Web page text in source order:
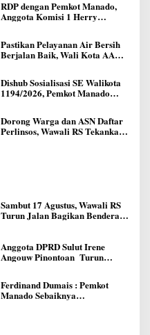
RDP dengan Pemkot Manado,
Anggota Komisi 1 Herry
Meningkatkan Pelayanan
kepada Masyarakat
Pastikan Pelayanan Air Bersih
Berjalan Baik, Wali Kota AA
Dishub Sosialisasi SE Walikota
1194/2026, Pemkot Manado
Dorong Warga dan ASN Daftar
Perlinsos, Wawali RS Tekankan
Sambut 17 Agustus, Wawali RS
Turun Jalan Bagikan Bendera
Anggota DPRD Sulut Irene
Angouw Pinontoan Turun
Ferdinand Dumais : Pemkot
Manado Sebaiknya